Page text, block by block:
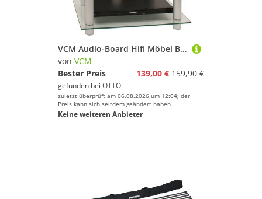
VCM Audio-Board Hifi Möbel Blados H. 70 x B. 59 x T. 49 cm, Rack Schrank Phono Regal, Alusäulen Glasböden, Mediaboard
von VCM
Bester Preis
139,00 € 159,90 €
gefunden bei OTTO
zuletzt überprüft am 06.08.2026 um 12:04; der
Preis kann sich seitdem geändert haben.
Keine weiteren Anbieter